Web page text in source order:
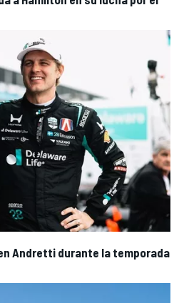
Andretti durante la temporada